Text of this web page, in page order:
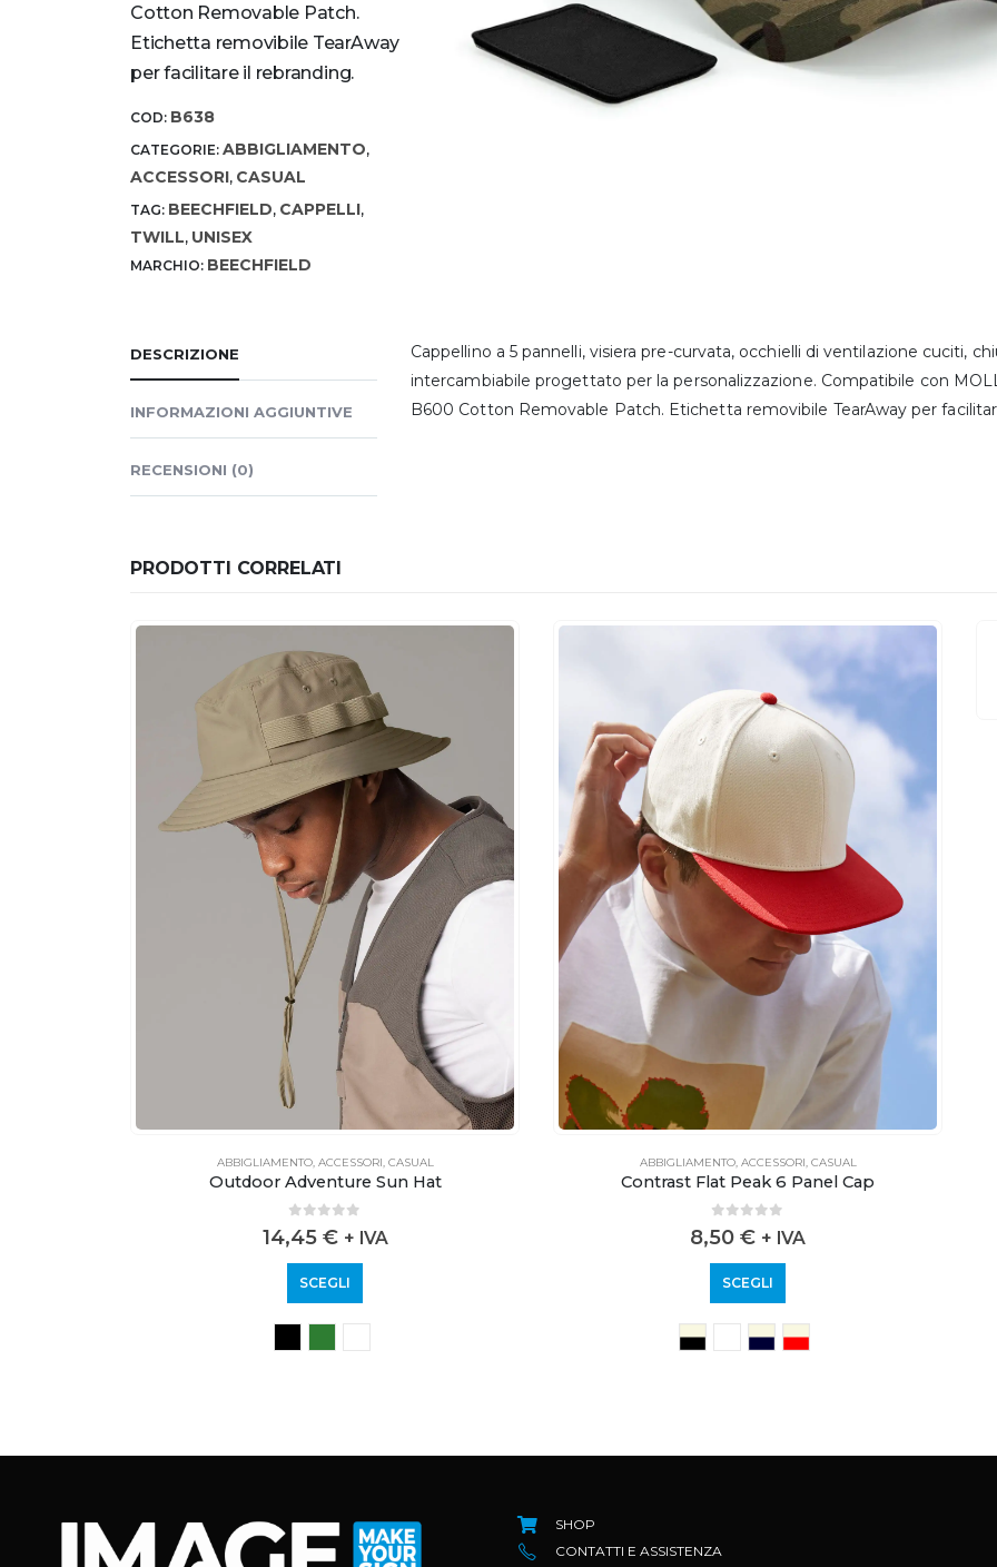
Cotton Removable Patch.
Etichetta removibile TearAway
per facilitare il rebranding.
COD: B638
CATEGORIE: ABBIGLIAMENTO,
ACCESSORI, CASUAL
TAG: BEECHFIELD, CAPPELLI,
TWILL, UNISEX
MARCHIO: BEECHFIELD
DESCRIZIONE
INFORMAZIONI AGGIUNTIVE
RECENSIONI (0)
Cappellino a 5 pannelli, visiera pre-curvata, occhielli di ventilazione cuciti,
intercambiabile progettato per la personalizzazione. Compatibile con
B600 Cotton Removable Patch. Etichetta removibile TearAway per
PRODOTTI CORRELATI
ABBIGLIAMENTO, ACCESSORI, CASUAL
Outdoor Adventure Sun Hat
14,45 € + IVA
SCEGLI
ABBIGLIAMENTO, ACCESSORI, CASUAL
Contrast Flat Peak 6 Panel Cap
8,50 € + IVA
SCEGLI
SHOP
CONTATTI E ASSISTENZA